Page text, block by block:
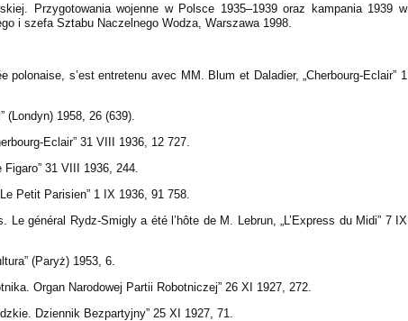
Przygotowania wojenne w Polsce 1935–1939 oraz kampania 1939 w
i szefa Sztabu Naczelnego Wodza, Warszawa 1998.
polonaise, s’est entretenu avec MM. Blum et Daladier, „Cherbourg-Eclair” 1
(Londyn) 1958, 26 (639).
Eclair” 31 VIII 1936, 12 727.
31 VIII 1936, 244.
Petit Parisien” 1 IX 1936, 91 758.
Le général Rydz-Smigly a été l’hôte de M. Lebrun, „L’Express du Midi” 7 IX
(Paryż) 1953, 6.
Organ Narodowej Partii Robotniczej” 26 XI 1927, 272.
Dziennik Bezpartyjny” 25 XI 1927, 71.